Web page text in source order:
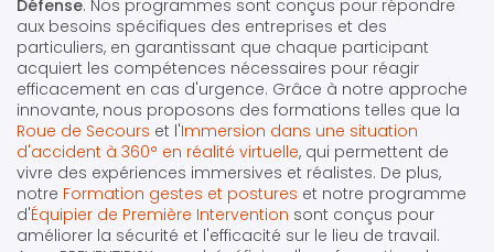
Défense. Nos programmes sont conçus pour répondre
aux besoins spécifiques des entreprises et des
particuliers, en garantissant que chaque participant
acquiert les compétences nécessaires pour réagir
efficacement en cas d'urgence. Grâce à notre approche
innovante, nous proposons des formations telles que la
Roue de Secours et l'Immersion dans une situation
d'accident à 360° en réalité virtuelle, qui permettent de
vivre des expériences immersives et réalistes. De plus,
notre Formation gestes et postures et notre programme
d'Équipier de Première Intervention sont conçus pour
améliorer la sécurité et l'efficacité sur le lieu de travail.